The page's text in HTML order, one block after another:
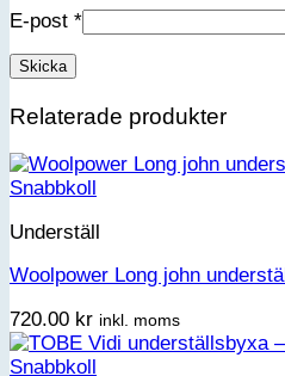
E-post *
Relaterade produkter
Snabbkoll
Underställ
Woolpower Long john
720.00 kr inkl. moms
Snabbkoll